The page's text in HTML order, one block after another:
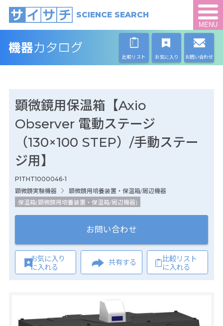
SCIENCE SEARCH
MENU
比較リスト お気に入り お問い合わせ
顕微鏡用保温箱【Axio
Observer 電動ステージ
（130×100 STEP）/手動ステー
ジ用】
P1THT1000046-1
顕微鏡実験機器
顕微鏡用培養装置・保温箱/周辺機器
保温箱(顕微鏡用培養装置・保温箱/周辺機器)
お問い合わせ
お気に入り
に入れる
共有する
比較リスト
に入れる